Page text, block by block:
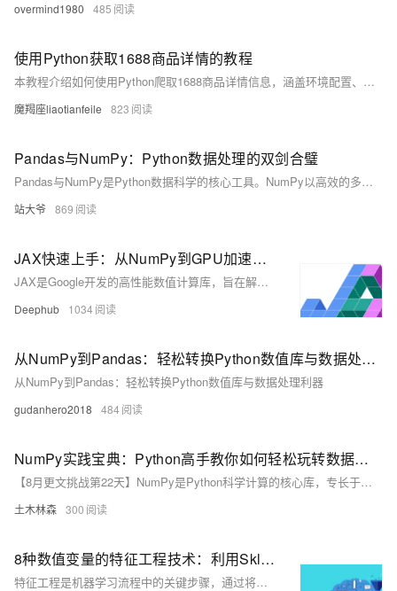
overmind1980 485
使用Python获取1688商品详情的教程
本教程介绍如何使用Python爬取1688商品详情信息，涵盖环境配置、代码编写、数据处理及合法合规注意事项，助你快速掌握商品数据抓取与保存技巧。
魔羯座liaotianfeile 823
Pandas与NumPy：Python数据处理的双剑合璧
Pandas与NumPy是Python数据科学的核心工具。NumPy以高效的多维数组支持数值计算，适用于大规模矩阵运算；Pandas则提供灵活的DataFrame结构，擅长处理表格型数据与缺失值。二者在性能与功能上各具优势，协同构建现代数据分析的技术基石。
站大爷 869
JAX快速上手：从NumPy到GPU加速的Python高性能计算库入门教程
JAX是Google开发的高性能数值计算库，旨在解决NumPy在现代计算需求下的局限性。它不仅兼容NumPy的API，还引入了自动微分、GPU/TPU加速和即时编译（JIT）等关键功能，显著提升了计算效率。JAX适用于机器学习、科学模拟等需要大规模计算和梯度优化的场景，为Python在高性能计算领域开辟了新路径。
Deephub 1034
从NumPy到Pandas：轻松转换Python数值库与数据处理利器
从NumPy到Pandas：轻松转换Python数值库与数据处理利器
gudanhero2018 484
NumPy实践宝典：Python高手教你如何轻松玩转数据处理！
【8月更文挑战第22天】NumPy是Python科学计算的核心库，专长于大型数组与矩阵运算，并提供了丰富的数学函数。首先需安装NumPy (`pip install numpy`)。之后可通过创建数组、索引与切片、执行数学与逻辑运算、变换数组形状及类型、计算统计量和进行矩阵运算等操作来实践学习。NumPy的应用范围广泛，从基础的数据处理到图像处理都能胜任，是数据科学领域的必备工具。
土木林森 300
8种数值变量的特征工程技术：利用Sklearn、Numpy和Python将数值转化为预测模型的有效特征
特征工程是机器学习流程中的关键步骤，通过将原始数据转换为更具意义的特征，增强模型对数据关系的理解能力。本文重点介绍处理数值变量的高级特征工程技术，包括归一化、多项式特征、FunctionTransformer、KBinsDiscretizer、对数变换、PowerTransformer、QuantileTransformer和PCA，旨在提升模型性能。这些技术能够揭示数据中的潜在模式、优化变量表示，并应对数据分布和内在特性带来的挑战，从而提高模型的稳健性和泛化能力。每种技术都有其独特优势，适用于不同类型的数据和问题。通过实验和验证选择最适合的变换方法至关重要。